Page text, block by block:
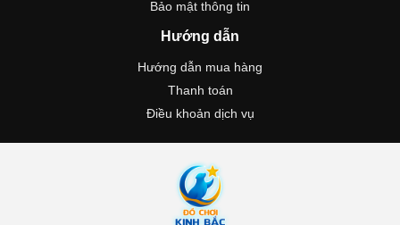
Bảo mật thông tin
Hướng dẫn
Hướng dẫn mua hàng
Thanh toán
Điều khoản dịch vụ